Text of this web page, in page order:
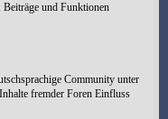
Beiträge und Funktionen
Community unter
fremder Foren Einfluss